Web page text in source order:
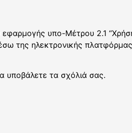
εφαρμογής υπο-Μέτρου 2.1
της ηλεκτρονικής πλατφόρμας
υποβάλετε τα σχόλιά σας.